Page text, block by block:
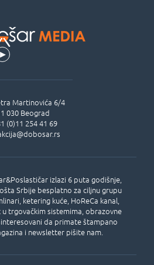
izlazi 6 puta godišnje,
Srbije besplatno za ciljnu grupu
ketering kuće, HoReCa kanal,
trgovačkim sistemima, obrazovne
da primate štampano
i newsletter pišite nam.
Martinovića 6/4
030 Beograd
(0)11 254 41 69